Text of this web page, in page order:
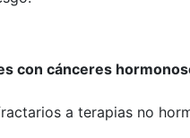
con cánceres
a terapias no